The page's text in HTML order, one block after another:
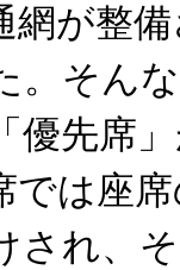
網が整
。そん
優先席
は座
され、